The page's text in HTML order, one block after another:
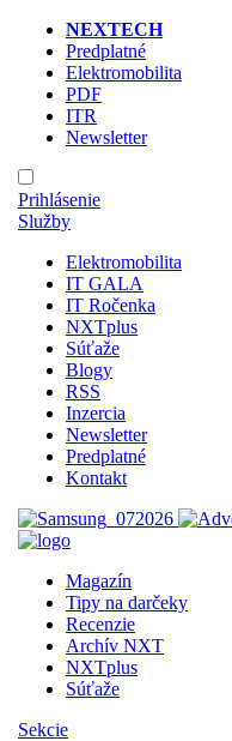
NEXTECH
Predplatné
Elektromobilita
PDF
ITR
Newsletter
Prihlásenie
Služby
Elektromobilita
IT GALA
IT Ročenka
NXTplus
Súťaže
Blogy
RSS
Inzercia
Newsletter
Predplatné
Kontakt
Magazín
Tipy na darčeky
Recenzie
Archív NXT
NXTplus
Súťaže
Sekcie